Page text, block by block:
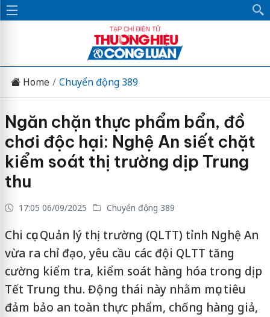
Home Chuyển động 389
Ngăn chặn thực phẩm bẩn, đồ
chơi độc hại: Nghệ An siết chặt
kiểm soát thị trường dịp Trung
thu
17:05 06/09/2025 Chuyển động 389
Chi cục Quản lý thị trường (QLTT) tỉnh Nghệ An
vừa ra chỉ đạo, yêu cầu các đội QLTT tăng
cường kiểm tra, kiểm soát hàng hóa trong dịp
Tết Trung thu. Động thái này nhằm mục tiêu
đảm bảo an toàn thực phẩm, chống hàng giả,